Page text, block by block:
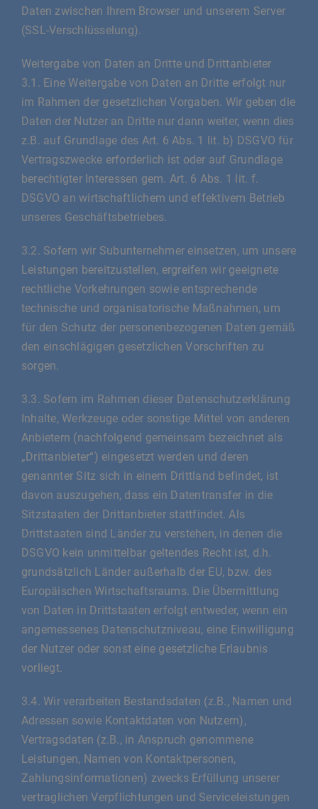
Daten zwischen Ihrem Browser und unserem Server
(SSL-Verschlüsselung).
Weitergabe von Daten an Dritte und Drittanbieter
3.1. Eine Weitergabe von Daten an Dritte erfolgt nur
im Rahmen der gesetzlichen Vorgaben. Wir geben die
Daten der Nutzer an Dritte nur dann weiter, wenn dies
z.B. auf Grundlage des Art. 6 Abs. 1 lit. b) DSGVO für
Vertragszwecke erforderlich ist oder auf Grundlage
berechtigter Interessen gem. Art. 6 Abs. 1 lit. f.
DSGVO an wirtschaftlichem und effektivem Betrieb
unseres Geschäftsbetriebes.
3.2. Sofern wir Subunternehmer einsetzen, um unsere
Leistungen bereitzustellen, ergreifen wir geeignete
rechtliche Vorkehrungen sowie entsprechende
technische und organisatorische Maßnahmen, um
für den Schutz der personenbezogenen Daten gemäß
den einschlägigen gesetzlichen Vorschriften zu
sorgen.
3.3. Sofern im Rahmen dieser Datenschutzerklärung
Inhalte, Werkzeuge oder sonstige Mittel von anderen
Anbietern (nachfolgend gemeinsam bezeichnet als
„Drittanbieter“) eingesetzt werden und deren
genannter Sitz sich in einem Drittland befindet, ist
davon auszugehen, dass ein Datentransfer in die
Sitzstaaten der Drittanbieter stattfindet. Als
Drittstaaten sind Länder zu verstehen, in denen die
DSGVO kein unmittelbar geltendes Recht ist, d.h.
grundsätzlich Länder außerhalb der EU, bzw. des
Europäischen Wirtschaftsraums. Die Übermittlung
von Daten in Drittstaaten erfolgt entweder, wenn ein
angemessenes Datenschutzniveau, eine Einwilligung
der Nutzer oder sonst eine gesetzliche Erlaubnis
vorliegt.
3.4. Wir verarbeiten Bestandsdaten (z.B., Namen und
Adressen sowie Kontaktdaten von Nutzern),
Vertragsdaten (z.B., in Anspruch genommene
Leistungen, Namen von Kontaktpersonen,
Zahlungsinformationen) zwecks Erfüllung unserer
vertraglichen Verpflichtungen und Serviceleistungen